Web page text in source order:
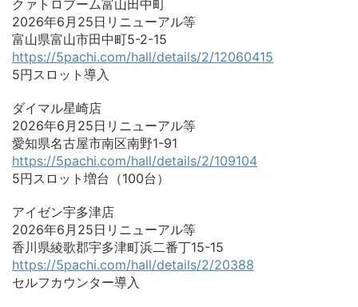
クァトロブーム富山田中町
2026年6月25日リニューアル等
富山県富山市田中町5-2-15
https://5pachi.com/hall/details/2/12060415
5円スロット導入
ダイマル星崎店
2026年6月25日リニューアル等
愛知県名古屋市南区南野1-91
https://5pachi.com/hall/details/2/109104
5円スロット増台（100台）
アイゼン宇多津店
2026年6月25日リニューアル等
香川県綾歌郡宇多津町浜二番丁15-15
https://5pachi.com/hall/details/2/20388
セルフカウンター導入